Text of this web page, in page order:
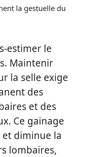
la gestuelle du
estimer le
Maintenir
la selle exige
des
et des
Ce gainage
diminue la
lombaires,